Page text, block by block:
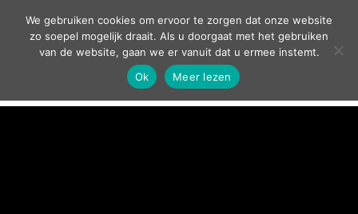
contact
We gebruiken cookies om ervoor te zorgen dat onze website
zo soepel mogelijk draait. Als u doorgaat met het gebruiken
van de website, gaan we er vanuit dat u ermee instemt.
Ok
Meer lezen